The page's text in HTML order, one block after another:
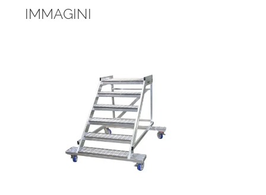
IMMAGINI